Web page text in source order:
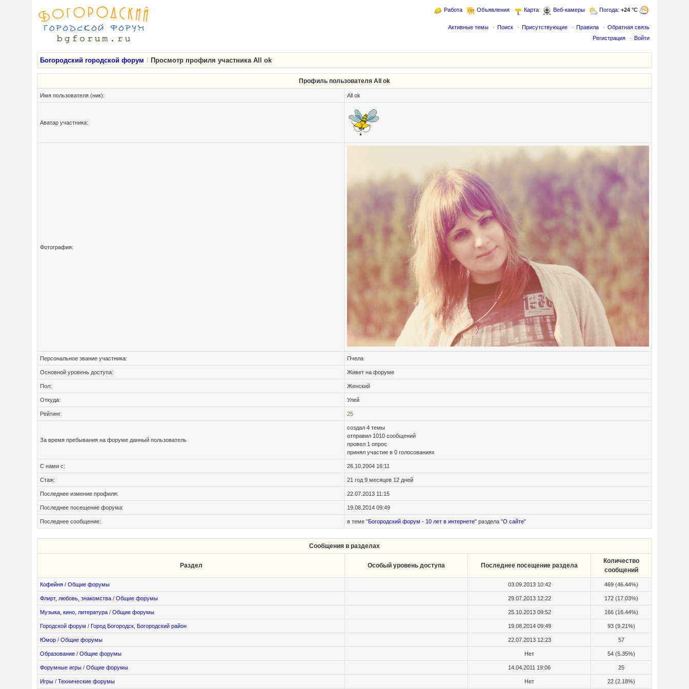
Работа Объявления Карта Веб-камеры Погода: +24 °C
Активные темы Поиск Присутствующие Правила
Обратная связь
Регистрация
Войти
Богородский городской форум Просмотр профиля участника All ok
Профиль пользователя All ok
Имя пользователя (ник): All ok
Аватар участника:
Фотография:
Персональное звание участника: Пчела
Основной уровень доступа: Живет на форуме
Пол: Женский
Откуда: Улей
Рейтинг: 25
За время пребывания на форуме данный пользователь
создал 4 темы
отправил 1010 сообщений
провел 1 опрос
принял участие в 0 голосованиях
С нами с: 26.10.2004 16:11
Стаж: 21 год 9 месяцев 12 дней
Последнее измение профиля: 22.07.2013 11:15
Последнее посещение форума: 19.08.2014 09:49
Последнее сообщение: в теме "Богородский форум - 10 лет в интернете" раздела "О сайте"
Сообщения в разделах
Раздел Особый уровень доступа Последнее посещение раздела
Количество
сообщений
Кофейня / Общие форумы 03.09.2013 10:42 469 (46.44%)
Флирт, любовь, знакомства / Общие форумы 29.07.2013 12:22 172 (17.03%)
Музыка, кино, литература / Общие форумы 25.10.2013 09:52 166 (16.44%)
Городской форум / Город Богородск, Богородский район 19.08.2014 09:49 93 (9.21%)
Юмор / Общие форумы 22.07.2013 12:23 57
Образование / Общие форумы Нет 54 (5.35%)
Форумные игры / Общие форумы 14.04.2011 19:06 25
Игры / Технические форумы Нет 22 (2.18%)